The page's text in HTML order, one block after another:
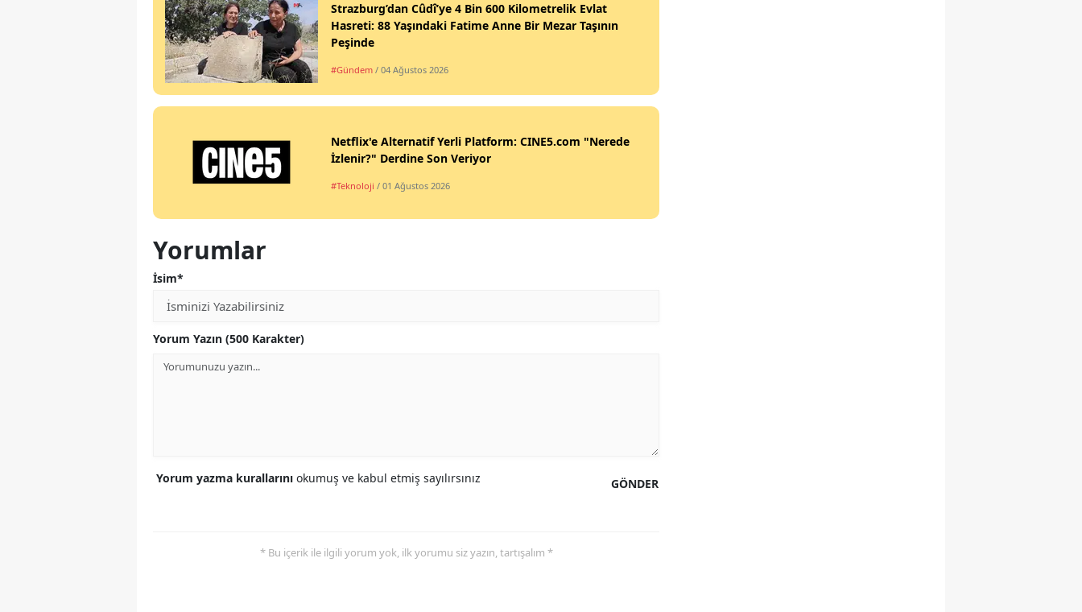
Strazburg’dan Cûdî’ye 4 Bin 600 Kilometrelik Evlat
Hasreti: 88 Yaşındaki Fatime Anne Bir Mezar Taşının
Peşinde
#Gündem / 04 Ağustos 2026
Netflix'e Alternatif Yerli Platform: CINE5.com "Nerede
İzlenir?" Derdine Son Veriyor
#Teknoloji / 01 Ağustos 2026
Yorumlar
İsim*
Yorum Yazın (500 Karakter)
GÖNDER
Yorum yazma kurallarını okumuş ve kabul etmiş sayılırsınız
* Bu içerik ile ilgili yorum yok, ilk yorumu siz yazın, tartışalım *